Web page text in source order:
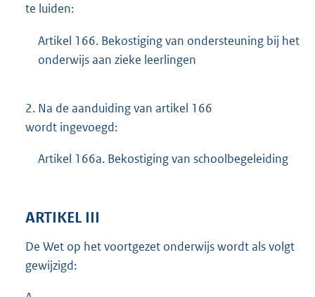
te luiden:
Artikel 166. Bekostiging van ondersteuning bij het
onderwijs aan zieke leerlingen
2. Na de aanduiding van artikel 166
wordt ingevoegd:
Artikel 166a. Bekostiging van schoolbegeleiding
ARTIKEL III
De Wet op het voortgezet onderwijs wordt als volgt
gewijzigd: